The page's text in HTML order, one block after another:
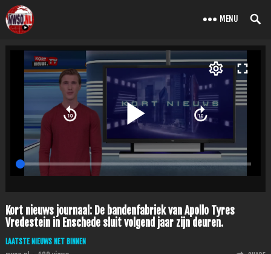
MENU
Kort nieuws journaal: De bandenfabriek van Apollo Tyres
Vredestein in Enschede sluit volgend jaar zijn deuren.
LAATSTE NIEUWS NET BINNEN